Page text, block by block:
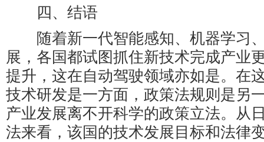
四、结语
随着新一代智能感知、机器学习
展，各国都试图抓住新技术完成产业
提升，这在自动驾驶领域亦如是。在
技术研发是一方面，政策法规则是另
产业发展离不开科学的政策立法。从
法来看，该国的技术发展目标和法律